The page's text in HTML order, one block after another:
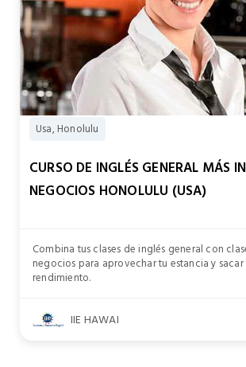
Usa, Honolulu
CURSO DE INGLÉS GENERAL MÁS
NEGOCIOS HONOLULU (USA)
Combina tus clases de inglés general con
negocios para aprovechar tu estancia y
rendimiento.
IIE HAWAI